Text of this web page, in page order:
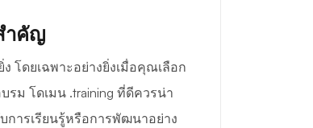
ำคัญ
โดยเฉพาะอย่างยิ่งเมื่อคุณเลือก
ม โดเมน .training ที่ดีควรน่า
การเรียนรู้หรือการพัฒนาอย่าง